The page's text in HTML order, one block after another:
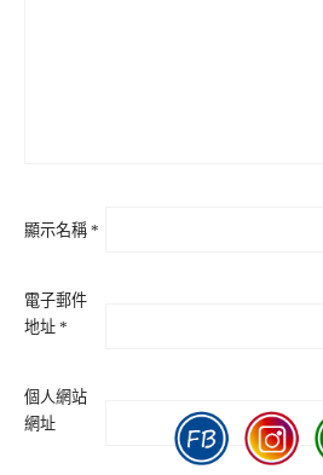
顯示名稱 *
電子郵件
地址 *
個人網站
網址